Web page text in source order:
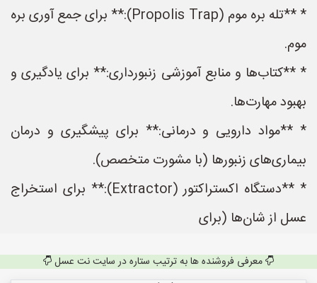
* **تله بره موم (Propolis Trap):** برای جمع آوری بره
موم.
* **کتاب‌ها و منابع آموزشی زنبورداری:** برای یادگیری و
بهبود مهارت‌ها.
* **مواد دارویی و درمانی:** برای پیشگیری و درمان
بیماری‌های زنبورها (با مشورت متخصص).
* **دستگاه اکستراکتور (Extractor):** برای استخراج
عسل از شان‌ها (برای
معرفی فروشنده ها به ترتیب ستاره در سایت نت عسل